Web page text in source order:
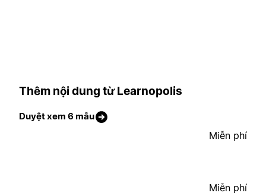
Thêm nội dung từ Learnopolis
Duyệt xem 6 mẫu
Miễn phí
Miễn phí